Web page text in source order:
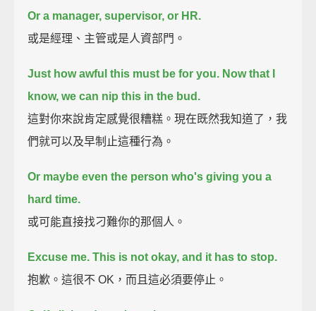
Or a manager, supervisor, or HR.
或是經理、主管或是人資部門。
Just how awful this must be for you. Now that I
know, we can nip this in the bud.
這對你來說肯定感覺很糟糕。現在既然我知道了，我
們就可以及早制止這種行為。
Or maybe even the person who's giving you a
hard time.
或可能直接找刁難你的那個人。
Excuse me. This is not okay, and it has to stop.
抱歉。這很不 OK，而且這必須要停止。